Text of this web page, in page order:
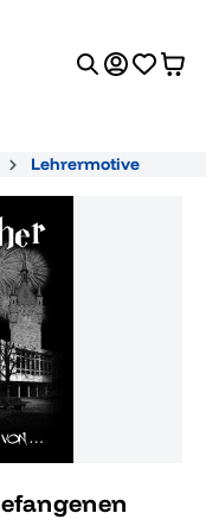
Lehrermotive